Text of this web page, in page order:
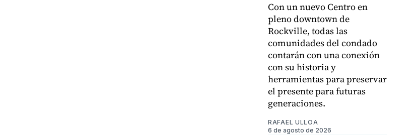
Con un nuevo Centro en
pleno downtown de
Rockville, todas las
comunidades del condado
contarán con una conexión
con su historia y
herramientas para preservar
el presente para futuras
generaciones.
RAFAEL ULLOA
6 de agosto de 2026